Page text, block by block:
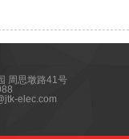
周思墩路41号
elec.com